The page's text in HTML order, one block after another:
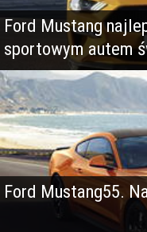
Ford Mustang
sportowym autem
Ford Mustang55.